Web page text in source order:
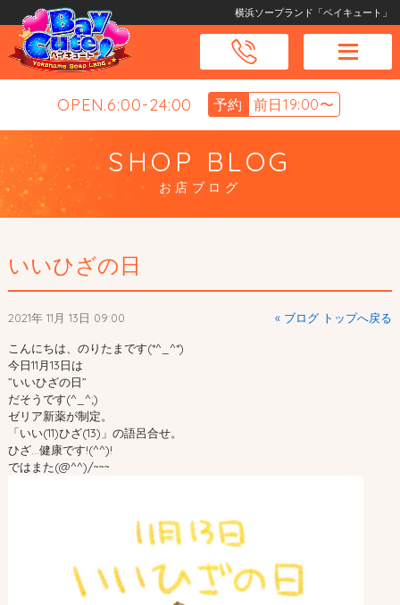
横浜ソープランド「ベイキュート」
OPEN.6:00-24:00 予約 前日19:00〜
SHOP BLOG
お店ブログ
いいひざの日
2021年 11月 13日 09:00 « ブログ トップへ戻る
こんにちは、のりたまです(*^_^*)
今日11月13日は
”いいひざの日”
だそうです(^_^;)
ゼリア新薬が制定。
「いい(11)ひざ(13)」の語呂合せ。
ひざ…健康です!(^^)!
ではまた(@^^)/~~~